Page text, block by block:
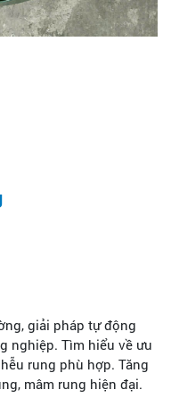
giải pháp tự động
nghiệp. Tìm hiểu về ưu
rung phù hợp. Tăng
mâm rung hiện đại.